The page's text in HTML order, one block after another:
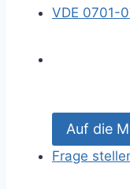
VDE 0701-
Frage